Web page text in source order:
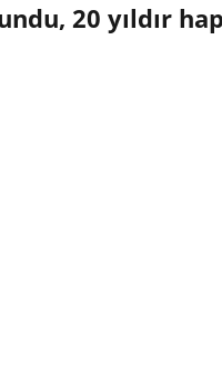
20 yıldır